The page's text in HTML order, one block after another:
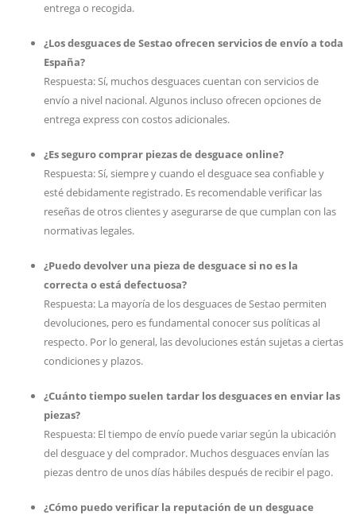
entrega o recogida.
¿Los desguaces de Sestao ofrecen servicios de envío a toda
España?
Respuesta: Sí, muchos desguaces cuentan con servicios de
envío a nivel nacional. Algunos incluso ofrecen opciones de
entrega express con costos adicionales.
¿Es seguro comprar piezas de desguace online?
Respuesta: Sí, siempre y cuando el desguace sea confiable y
esté debidamente registrado. Es recomendable verificar las
reseñas de otros clientes y asegurarse de que cumplan con las
normativas legales.
¿Puedo devolver una pieza de desguace si no es la
correcta o está defectuosa?
Respuesta: La mayoría de los desguaces de Sestao permiten
devoluciones, pero es fundamental conocer sus políticas al
respecto. Por lo general, las devoluciones están sujetas a ciertas
condiciones y plazos.
¿Cuánto tiempo suelen tardar los desguaces en enviar las
piezas?
Respuesta: El tiempo de envío puede variar según la ubicación
del desguace y del comprador. Muchos desguaces envían las
piezas dentro de unos días hábiles después de recibir el pago.
¿Cómo puedo verificar la reputación de un desguace